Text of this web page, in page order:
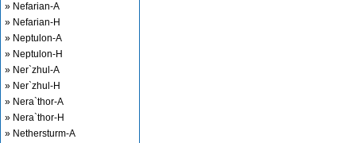
» Nefarian-A
» Nefarian-H
» Neptulon-A
» Neptulon-H
» Ner`zhul-A
» Ner`zhul-H
» Nera`thor-A
» Nera`thor-H
» Nethersturm-A